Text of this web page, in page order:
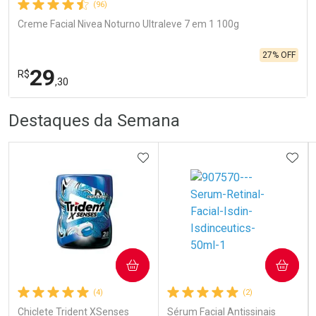
(96)
Creme Facial Nivea Noturno Ultraleve 7 em 1 100g
R$29,30
27% OFF
Laboratório
Comprar sem Desconto
Por R$ 29,30/cada
Por Menos
Comprar sem Desconto
Por R$ 29,30/cada
Destaques da Semana
(4)
Chiclete Trident XSenses
ADICIONAR AOS FAVORITOS
COMPRAR
(2)
Sérum Facial Antissinais
COMPRAR